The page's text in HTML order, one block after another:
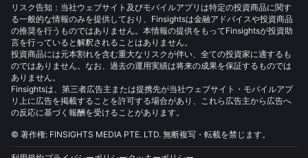
リスク告知：当社ウェブサイト及びモバイルアプリは特定の投資商品に関す
る一般的な情報のみを提供しており、Finsightsは金融アドバイスや投資商品
の推奨を行うものではありません。本情報の提供をもってFinsightsが投資助
言を行っていると解釈されることはありません。
投資商品には元本割れを含む重大なリスクが伴い、全ての投資家に適するも
のではありません。なお、過去の運用実績は将来の成果を保証するものでは
ありません。
Finsightsは、第三者広告主または提携先が当社ウェブサイト・モバイルアプ
リ上に広告を掲載することを許可する場合があり、これら広告主から広告へ
の反応に基づく報酬を受けることがあります。
© 著作権: FINSIGHTS MEDIA PTE. LTD. 無断複写・転載を禁じます。